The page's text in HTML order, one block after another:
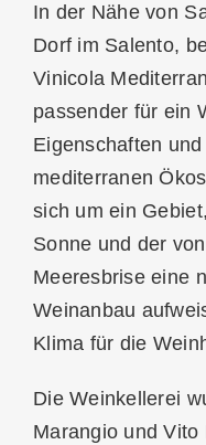
In der Nähe von
Dorf im Salento,
Vinicola
passender für ein
Eigenschaften
mediterranen
sich um ein
Sonne und der
Meeresbrise eine
Weinanbau
Klima für die
Die Weinkellerei
Marangio und